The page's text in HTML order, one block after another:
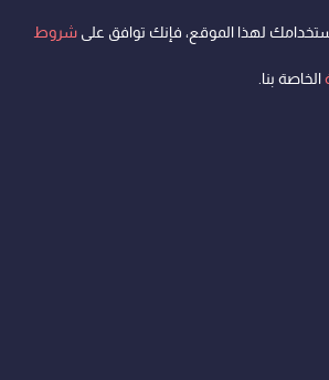
لهذا الموقع، فإنك توافق على شروط
الخاصة بنا.